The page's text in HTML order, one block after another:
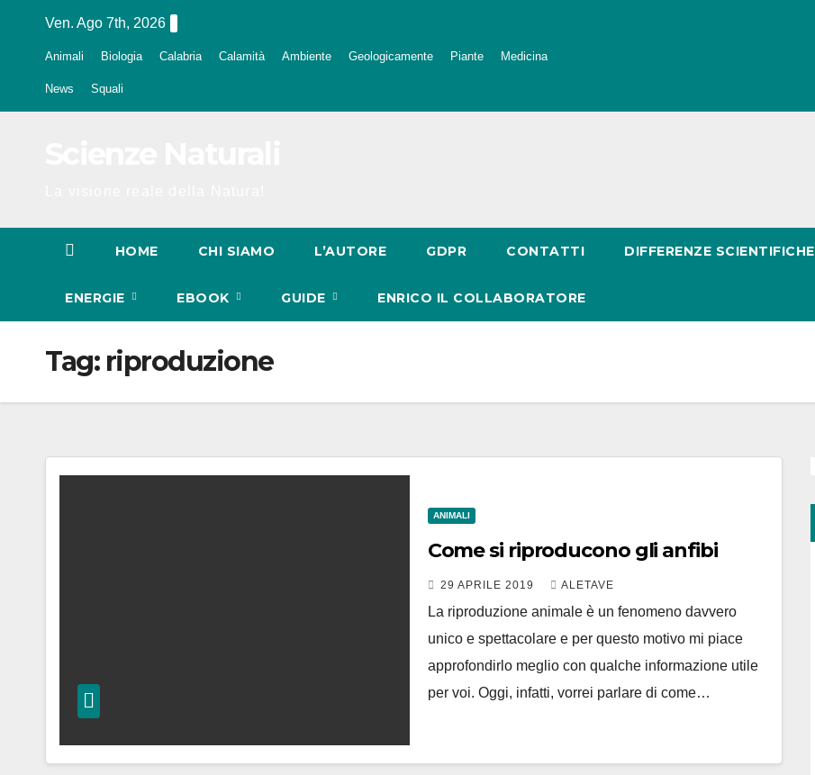
Ven. Ago 7th, 2026
Animali Biologia Calabria Calamità Ambiente Geologicamente Piante Medicina
News Squali
HOME CHI SIAMO L’AUTORE GDPR CONTATTI DIFFERENZE SCIENTIFICHE
ENERGIE EBOOK GUIDE ENRICO IL COLLABORATORE
Tag: riproduzione
ANIMALI
Come si riproducono gli anfibi
29 APRILE 2019 ALETAVE
La riproduzione animale è un fenomeno davvero
unico e spettacolare e per questo motivo mi piace
approfondirlo meglio con qualche informazione utile
per voi. Oggi, infatti, vorrei parlare di come…